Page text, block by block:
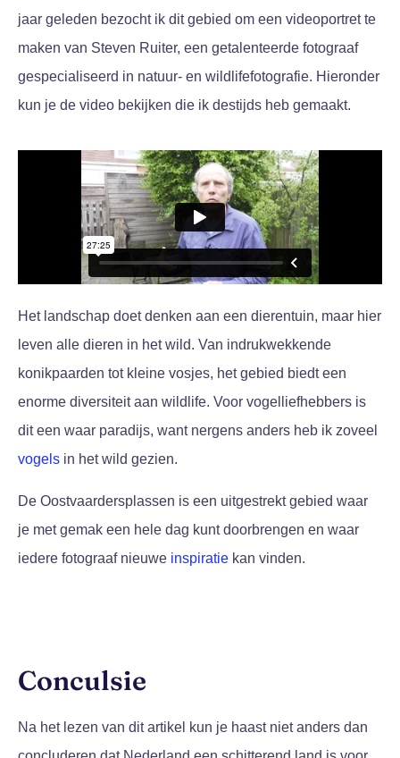
jaar geleden bezocht ik dit gebied om een videoportret te
maken van Steven Ruiter, een getalenteerde fotograaf
gespecialiseerd in natuur- en wildlifefotografie. Hieronder
kun je de video bekijken die ik destijds heb gemaakt.
Het landschap doet denken aan een dierentuin, maar hier
leven alle dieren in het wild. Van indrukwekkende
konikpaarden tot kleine vosjes, het gebied biedt een
enorme diversiteit aan wildlife. Voor vogelliefhebbers is
dit een waar paradijs, want nergens anders heb ik zoveel
vogels in het wild gezien.
De Oostvaardersplassen is een uitgestrekt gebied waar
je met gemak een hele dag kunt doorbrengen en waar
iedere fotograaf nieuwe inspiratie kan vinden.
Conculsie
Na het lezen van dit artikel kun je haast niet anders dan